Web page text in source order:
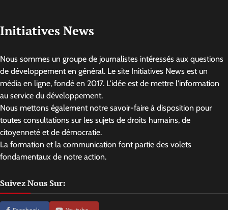
Initiatives News
Nous sommes un groupe de journalistes intéressés aux questions
de développement en général. Le site Initiatives News est un
média en ligne, fondé en 2017. L'idée est de mettre l'information
au service du développement.
Nous mettons également notre savoir-faire à disposition pour
toutes consultations sur les sujets de droits humains, de
citoyenneté et de démocratie.
La formation et la communication font partie des volets
fondamentaux de notre action.
Suivez Nous Sur: